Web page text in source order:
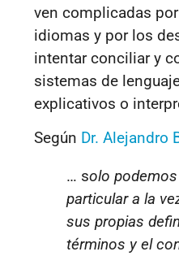
ven complicadas
idiomas y por los
intentar conciliar y
sistemas de
explicativos o
Según Dr. Alejandro
… solo
particular a la
sus propias
términos y el